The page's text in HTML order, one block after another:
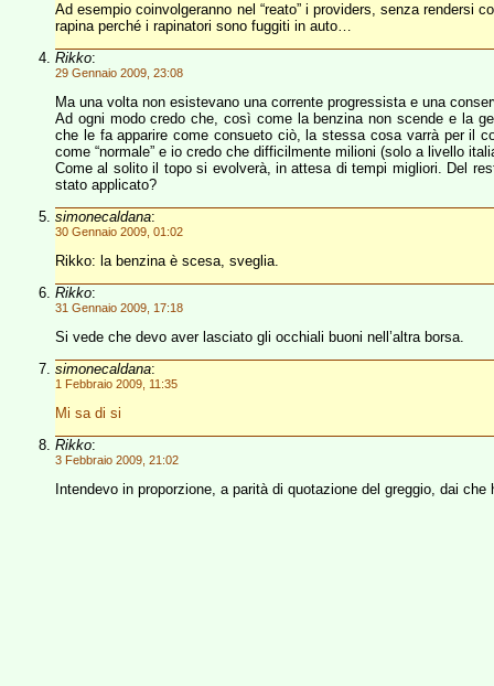
Ad esempio coinvolgeranno nel “reato” i providers, senza rendersi
rapina perché i rapinatori sono fuggiti in auto…
Rikko:
29 Gennaio 2009, 23:08
Ma una volta non esistevano una corrente progressista e una
Ad ogni modo credo che, così come la benzina non scende e la
che le fa apparire come consueto ciò, la stessa cosa varrà per il
come “normale” e io credo che difficilmente milioni (solo a livello
Come al solito il topo si evolverà, in attesa di tempi migliori. Del
stato applicato?
simonecaldana:
30 Gennaio 2009, 01:02
Rikko: la benzina è scesa, sveglia.
Rikko:
31 Gennaio 2009, 17:18
Si vede che devo aver lasciato gli occhiali buoni nell’altra borsa.
simonecaldana:
1 Febbraio 2009, 11:35
Mi sa di si
Rikko:
3 Febbraio 2009, 21:02
Intendevo in proporzione, a parità di quotazione del greggio, dai